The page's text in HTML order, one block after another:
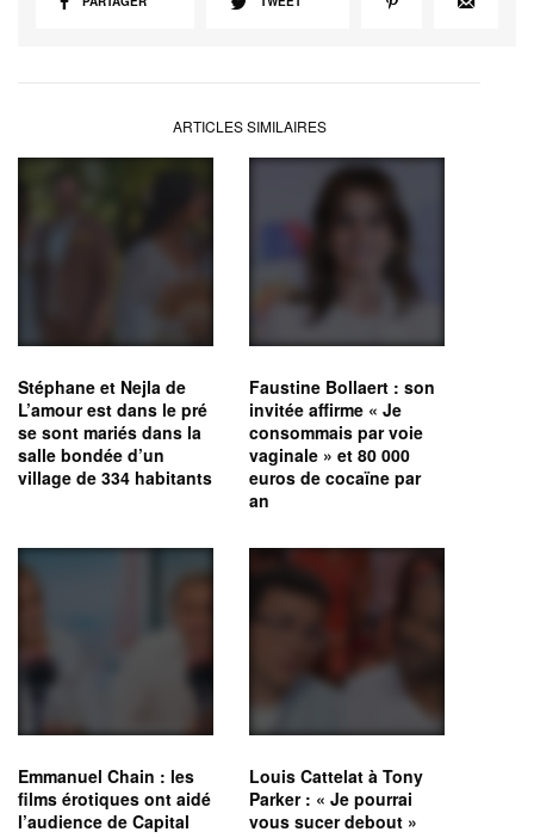
ARTICLES SIMILAIRES
Stéphane et Nejla de
L’amour est dans le pré
se sont mariés dans la
salle bondée d’un
village de 334 habitants
Faustine Bollaert : son
invitée affirme « Je
consommais par voie
vaginale » et 80 000
euros de cocaïne par
an
Emmanuel Chain : les
films érotiques ont aidé
l’audience de Capital
Louis Cattelat à Tony
Parker : « Je pourrai
vous sucer debout »